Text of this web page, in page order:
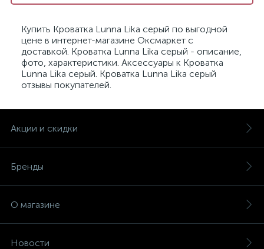
Купить Кроватка Lunna Lika серый по выгодной
цене в интернет-магазине Оксмаркет с
доставкой. Кроватка Lunna Lika серый - описание,
фото, характеристики. Аксессуары к Кроватка
Lunna Lika серый. Кроватка Lunna Lika серый
отзывы покупателей.
Акции и скидки
Бренды
О магазине
Новости